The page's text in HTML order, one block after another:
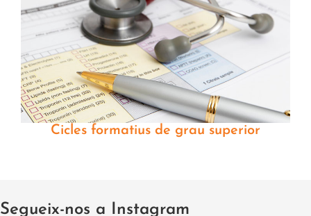
Cicles formatius de grau superior
Segueix-nos a Instagram